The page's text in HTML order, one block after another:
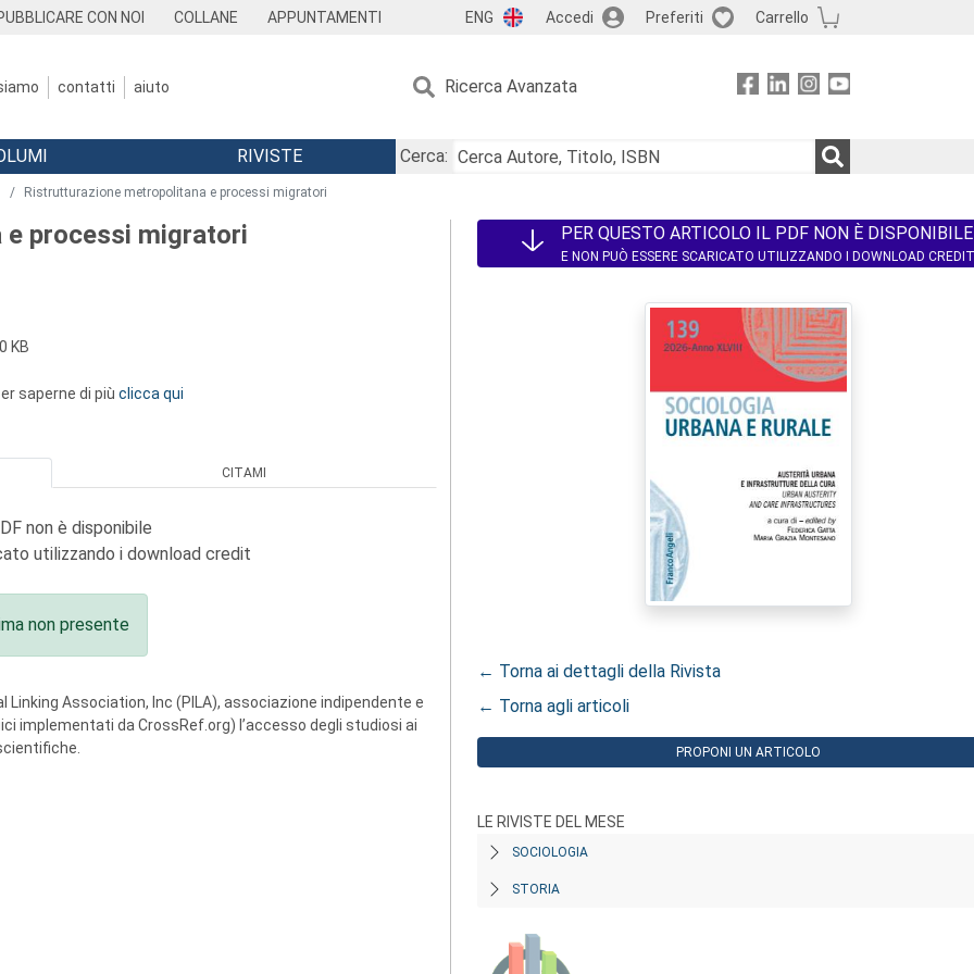
CON NOI COLLANE APPUNTAMENTI ENG Accedi Preferiti Carrello
contatti aiuto Ricerca Avanzata
RIVISTE Cerca:
Ristrutturazione metropolitana e processi migratori
processi migratori
KB
saperne di più clicca qui
CITAMI
non è disponibile
utilizzando i download credit
non presente
Association, Inc (PILA), associazione indipendente e
implementati da CrossRef.org) l’accesso degli studiosi ai
PER QUESTO ARTICOLO IL PDF NON È DISPONIBILE
E NON PUÒ ESSERE SCARICATO UTILIZZANDO I DOWNLOAD CREDIT
← Torna ai dettagli della Rivista
← Torna agli articoli
PROPONI UN ARTICOLO
LE RIVISTE DEL MESE
SOCIOLOGIA
STORIA